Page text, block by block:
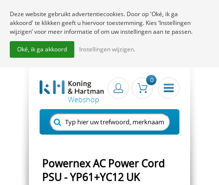
0
Powernex AC Power Cord
PSU - YP61+YC12 UK
Deze website gebruikt advertentiecookies. Door op 'Oké, ik ga
akkoord' te klikken geeft u hiervoor toestemming. Kies ‘Instellingen
wijzigen’ voor meer informatie of om uw instellingen aan te passen.
Oké, ik ga akkoord Instellingen wijzigen.